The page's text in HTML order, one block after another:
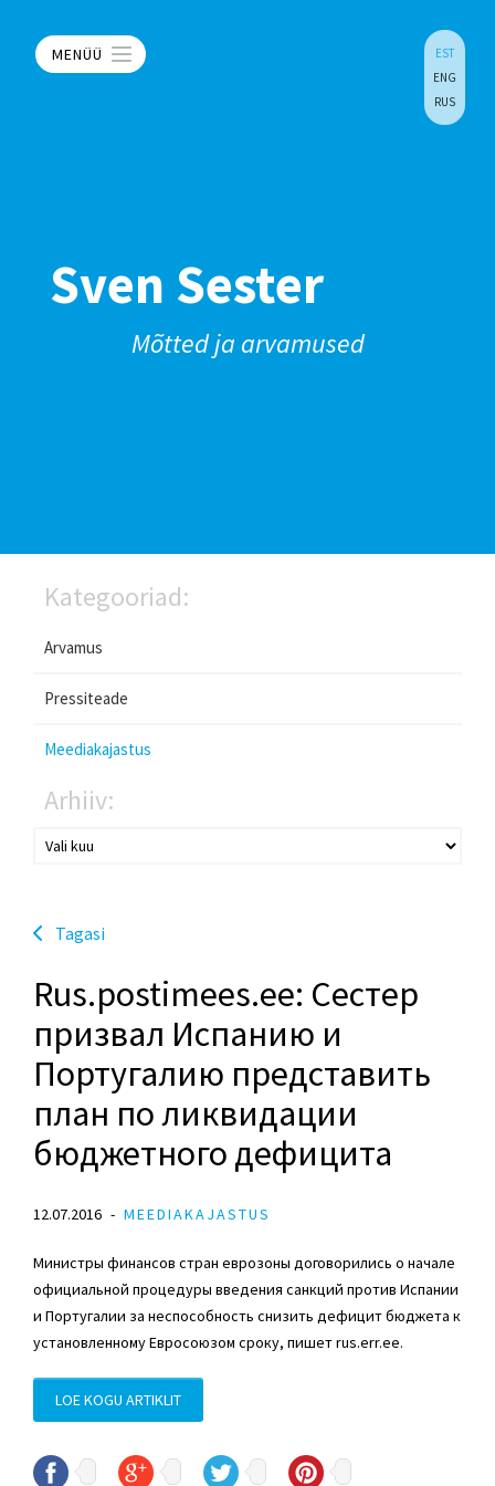
MENÜÜ
EST
ENG
RUS
Sven Sester
Mõtted ja arvamused
Kategooriad:
Arvamus
Pressiteade
Meediakajastus
Arhiiv:
Tagasi
Rus.postimees.ee: Сестер
призвал Испанию и
Португалию представить
план по ликвидации
бюджетного дефицита
12.07.2016 MEEDIAKAJASTUS
Министры финансов стран еврозоны договорились о начале
официальной процедуры введения санкций против Испании
и Португалии за неспособность снизить дефицит бюджета к
установленному Евросоюзом сроку, пишет rus.err.ee.
LOE KOGU ARTIKLIT